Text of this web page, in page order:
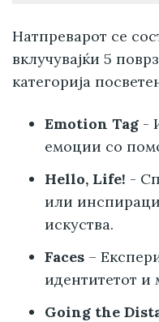
Натпреварот се
вклучувајќи 5
категорија
Emotion Tag -
емоции со
Hello, Life! -
или
искуства.
Faces –
идентитетот и
Going the